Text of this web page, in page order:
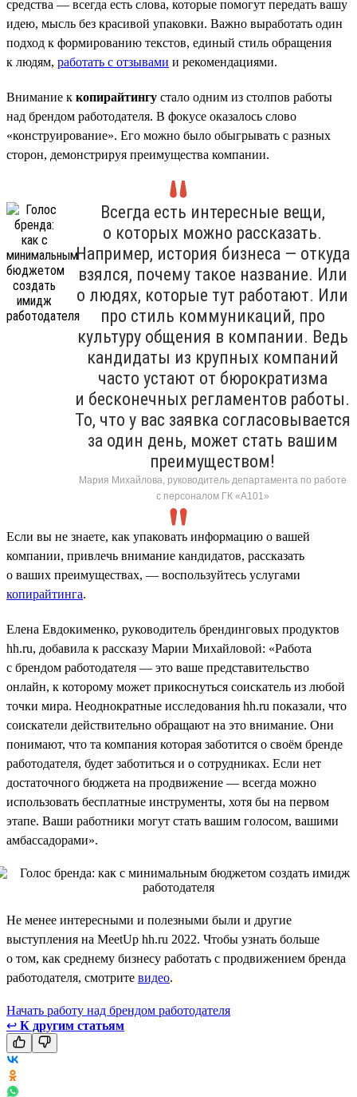
средства — всегда есть слова, которые помогут передать вашу
идею, мысль без красивой упаковки. Важно выработать один
подход к формированию текстов, единый стиль обращения
к людям, работать с отзывами и рекомендациями.
Внимание к копирайтингу стало одним из столпов работы
над брендом работодателя. В фокусе оказалось слово
«конструирование». Его можно было обыгрывать с разных
сторон, демонстрируя преимущества компании.
Всегда есть интересные вещи,
о которых можно рассказать.
Например, история бизнеса — откуда
взялся, почему такое название. Или
о людях, которые тут работают. Или
про стиль коммуникаций, про
культуру общения в компании. Ведь
кандидаты из крупных компаний
часто устают от бюрократизма
и бесконечных регламентов работы.
То, что у вас заявка согласовывается
за один день, может стать вашим
преимуществом!
Мария Михайлова, руководитель департамента по работе
с персоналом ГК «А101»
Если вы не знаете, как упаковать информацию о вашей
компании, привлечь внимание кандидатов, рассказать
о ваших преимуществах, — воспользуйтесь услугами
копирайтинга.
Елена Евдокименко, руководитель брендинговых продуктов
hh.ru, добавила к рассказу Марии Михайловой: «Работа
с брендом работодателя — это ваше представительство
онлайн, к которому может прикоснуться соискатель из любой
точки мира. Неоднократные исследования hh.ru показали, что
соискатели действительно обращают на это внимание. Они
понимают, что та компания которая заботится о своём бренде
работодателя, будет заботиться и о сотрудниках. Если нет
достаточного бюджета на продвижение — всегда можно
использовать бесплатные инструменты, хотя бы на первом
этапе. Ваши работники могут стать вашим голосом, вашими
амбассадорами».
Не менее интересными и полезными были и другие
выступления на MeetUp hh.ru 2022. Чтобы узнать больше
о том, как среднему бизнесу работать с продвижением бренда
работодателя, смотрите видео.
Начать работу над брендом работодателя
↩ К другим статьям